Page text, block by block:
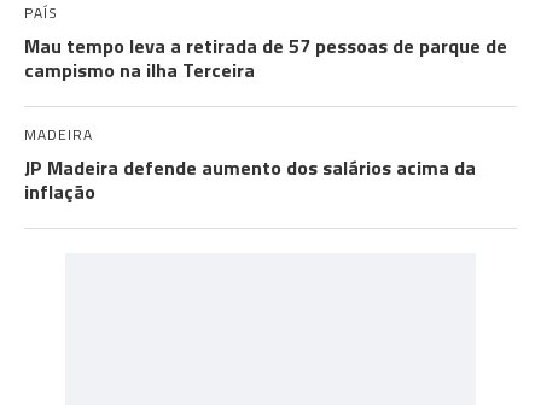
PAÍS
Mau tempo leva a retirada de 57 pessoas de parque de
campismo na ilha Terceira
MADEIRA
JP Madeira defende aumento dos salários acima da
inflação